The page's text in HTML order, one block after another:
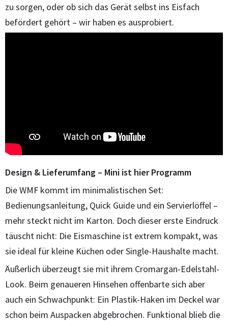
zu sorgen, oder ob sich das Gerät selbst ins Eisfach
befördert gehört – wir haben es ausprobiert.
Design & Lieferumfang – Mini ist hier Programm
Die WMF kommt im minimalistischen Set:
Bedienungsanleitung, Quick Guide und ein Servierlöffel –
mehr steckt nicht im Karton. Doch dieser erste Eindruck
täuscht nicht: Die Eismaschine ist extrem kompakt, was
sie ideal für kleine Küchen oder Single-Haushalte macht.
Äußerlich überzeugt sie mit ihrem Cromargan-Edelstahl-
Look. Beim genaueren Hinsehen offenbarte sich aber
auch ein Schwachpunkt: Ein Plastik-Haken im Deckel war
schon beim Auspacken abgebrochen. Funktional blieb die